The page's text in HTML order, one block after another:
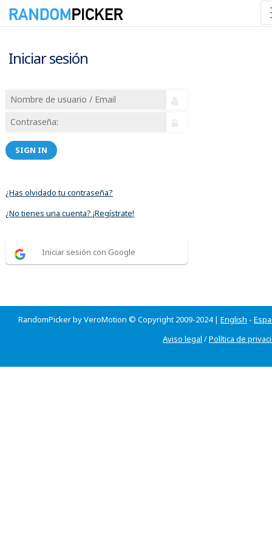
Iniciar sesión
SIGN IN
¿Has olvidado tu contraseña?
¿No tienes una cuenta? ¡Regístrate!
Iniciar sesión con Google
RandomPicker by VeroMotion © Copyright 2009-2024 | English -
Aviso legal /Política de